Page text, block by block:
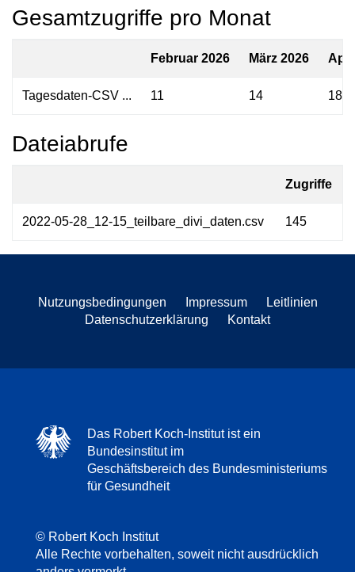
Gesamtzugriffe pro Monat
Februar 2026 März 2026
Tagesdaten-CSV ... 11 14 18
Dateiabrufe
Zugriffe
2022-05-28_12-15_teilbare_divi_daten.csv 145
Nutzungsbedingungen Impressum
Leitlinien
Datenschutzerklärung
Kontakt
Das Robert Koch-Institut ist ein
Bundesinstitut im
Geschäftsbereich des Bundesministeriums
für Gesundheit
© Robert Koch Institut
Alle Rechte vorbehalten, soweit nicht ausdrücklich